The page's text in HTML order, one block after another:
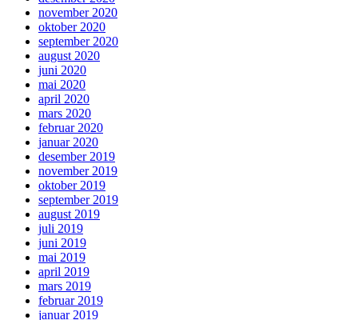
november 2020
oktober 2020
september 2020
august 2020
juni 2020
mai 2020
april 2020
mars 2020
februar 2020
januar 2020
desember 2019
november 2019
oktober 2019
september 2019
august 2019
juli 2019
juni 2019
mai 2019
april 2019
mars 2019
februar 2019
januar 2019